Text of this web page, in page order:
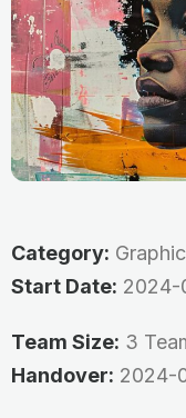
Category:
Start Date: 2024-
Team Size: 3
Handover: 2024-